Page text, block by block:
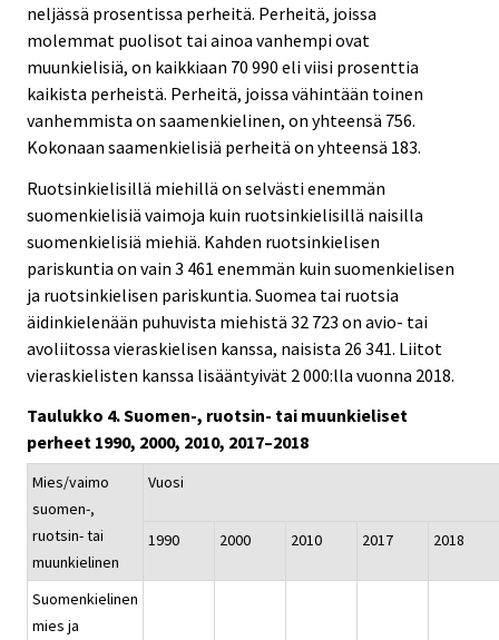
neljässä prosentissa perheitä. Perheitä, joissa
molemmat puolisot tai ainoa vanhempi ovat
muunkielisiä, on kaikkiaan 70 990 eli viisi prosenttia
kaikista perheistä. Perheitä, joissa vähintään toinen
vanhemmista on saamenkielinen, on yhteensä 756.
Kokonaan saamenkielisiä perheitä on yhteensä 183.
Ruotsinkielisillä miehillä on selvästi enemmän
suomenkielisiä vaimoja kuin ruotsinkielisillä naisilla
suomenkielisiä miehiä. Kahden ruotsinkielisen
pariskuntia on vain 3 461 enemmän kuin suomenkielisen
ja ruotsinkielisen pariskuntia. Suomea tai ruotsia
äidinkielenään puhuvista miehistä 32 723 on avio- tai
avoliitossa vieraskielisen kanssa, naisista 26 341. Liitot
vieraskielisten kanssa lisääntyivät 2 000:lla vuonna 2018.
Taulukko 4. Suomen-, ruotsin- tai muunkieliset
perheet 1990, 2000, 2010, 2017–2018
Mies/vaimo
suomen-,
ruotsin- tai
muunkielinen
Vuosi
1990 2000 2010 2017 2018
Suomenkielinen
mies ja